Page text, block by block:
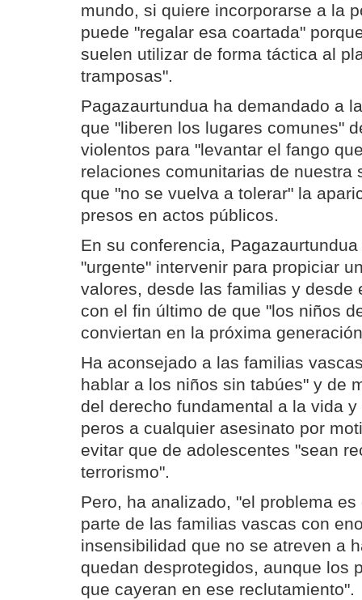
mundo, si quiere incorporarse a la
puede "regalar esa coartada"
suelen utilizar de forma táctica al
tramposas".
Pagazaurtundua ha demandado a
que "liberen los lugares comunes"
violentos para "levantar el fango
relaciones comunitarias de nuestra
que "no se vuelva a tolerar" la
presos en actos públicos.
En su conferencia,
"urgente" intervenir para propiciar
valores, desde las familias y desde
con el fin último de que "los niños
conviertan en la próxima
Ha aconsejado a las familias
hablar a los niños sin tabúes" y de
del derecho fundamental a la vida
peros a cualquier asesinato por
evitar que de adolescentes "sean
terrorismo".
Pero, ha analizado, "el problema
parte de las familias vascas con
insensibilidad que no se atreven a
quedan desprotegidos, aunque los
que cayeran en ese reclutamiento".